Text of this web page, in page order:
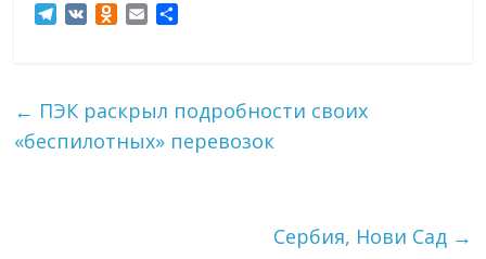
T
g
r
a
O
l
a
в
и
← ПЭК раскрыл подробности своих
«беспилотных» перевозок
Сербия, Нови Сад →